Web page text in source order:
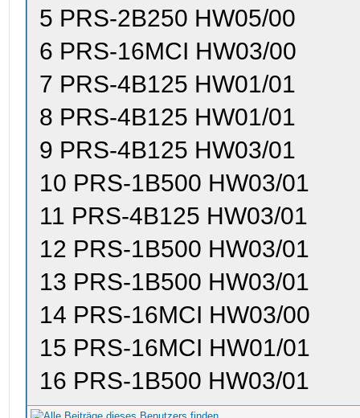
5 PRS-2B250 HW05/00
6 PRS-16MCI HW03/00
7 PRS-4B125 HW01/01
8 PRS-4B125 HW01/01
9 PRS-4B125 HW03/01
10 PRS-1B500 HW03/01
11 PRS-4B125 HW03/01
12 PRS-1B500 HW03/01
13 PRS-1B500 HW03/01
14 PRS-16MCI HW03/00
15 PRS-16MCI HW01/01
16 PRS-1B500 HW03/01